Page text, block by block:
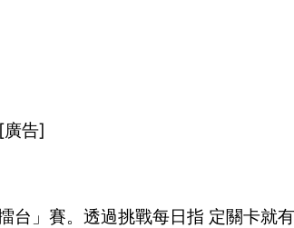
[廣告]
」賽。透過挑戰每日指 定關卡就